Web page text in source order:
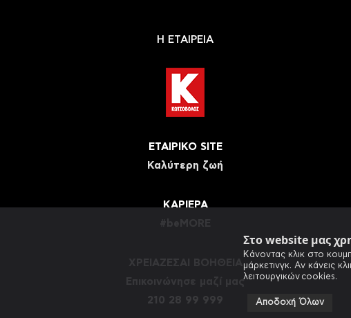
Στο website μας
Κάνοντας κλικ στο
μάρκετινγκ. Αν κάνεις
λειτουργικών cookies.
Αποδοχή Όλων
Η ΕΤΑΙΡΕΙΑ
ΕΤΑΙΡΙΚΟ SITE
Καλύτερη ζωή
ΚΑΡΙΕΡΑ
Eπικοινώνησε μαζί μας
210 28 99 999